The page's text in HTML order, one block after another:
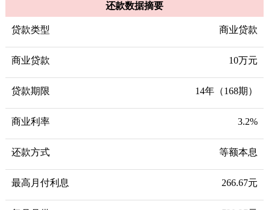
还款数据摘要
贷款类型 商业贷款
商业贷款 10万元
贷款期限 14年（168期）
商业利率 3.2%
还款方式 等额本息
最高月付利息 266.67元